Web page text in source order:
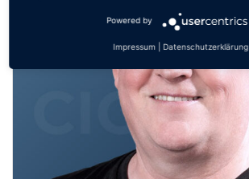
Powered by
Impressum Datenschutzerklärung